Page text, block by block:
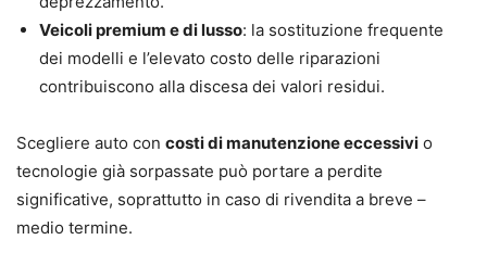
Veicoli premium e di lusso: la sostituzione frequente
dei modelli e l’elevato costo delle riparazioni
contribuiscono alla discesa dei valori residui.
Scegliere auto con costi di manutenzione eccessivi o
tecnologie già sorpassate può portare a perdite
significative, soprattutto in caso di rivendita a breve –
medio termine.